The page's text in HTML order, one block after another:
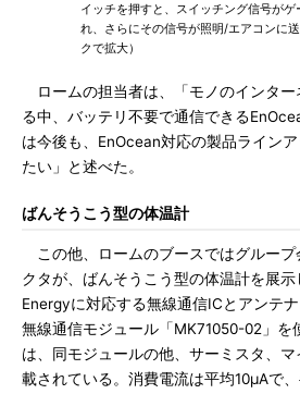
イッチを押すと、スイッチング信号がゲ
れ、さらにその信号が照明/エアコンに
クで拡大）
ロームの担当者は、「モノのインター
る中、バッテリ不要で通信できる
は今後も、EnOcean対応の製品ライン
たい」と述べた。
ばんそうこう型の体温計
この他、ロームのブースではグループ
クタが、ばんそうこう型の体温計を展
Energyに対応する無線通信ICとアンテ
無線通信モジュール「MK71050-02」を
は、同モジュールの他、サーミスタ、
載されている。消費電流は平均10μAで